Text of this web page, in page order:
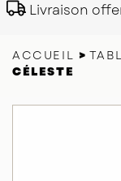
Livraison
ACCUEIL
CÉLESTE